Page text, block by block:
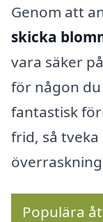
Genom att
skicka
vara säker
för någon
fantastisk
frid, så
Populära